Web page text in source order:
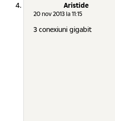
Aristide
20 nov 2013 la 11:15
3 conexiuni gigabit